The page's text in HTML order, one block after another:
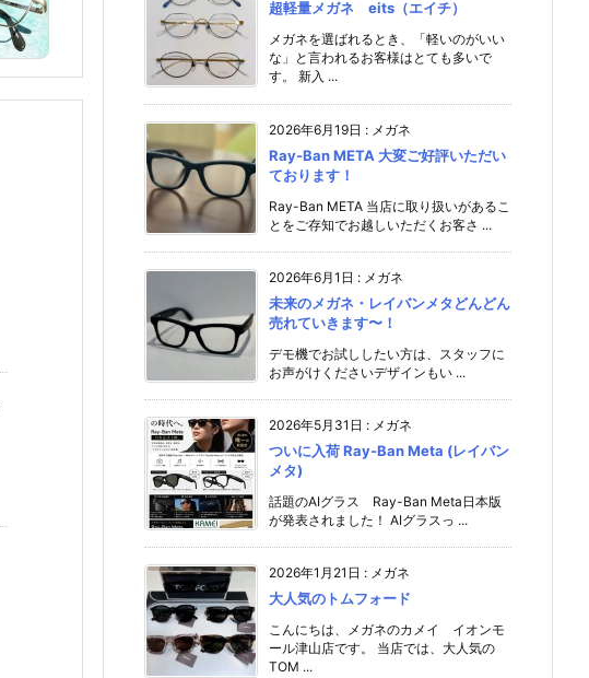
超軽量メガネ eits（エイチ）
メガネを選ばれるとき、「軽いのがいい
な」と言われるお客様はとても多いで
す。 新入 ...
2026年6月19日 : メガネ
Ray-Ban META 大変ご好評いただい
ております！
Ray-Ban META 当店に取り扱いがあるこ
とをご存知でお越しいただくお客さ ...
2026年6月1日 : メガネ
未来のメガネ・レイバンメタどんどん
売れていきます〜！
デモ機でお試ししたい方は、スタッフに
お声がけください️デザインもい ...
2026年5月31日 : メガネ
ついに入荷 Ray-Ban Meta (レイバン
メタ)
話題のAIグラス Ray-Ban Meta日本版
が発表されました！ AIグラスっ ...
2026年1月21日 : メガネ
大人気のトムフォード
こんにちは、メガネのカメイ イオンモ
ール津山店です。 当店では、大人気の
TOM ...